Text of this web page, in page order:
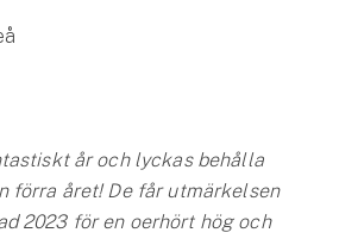
år och lyckas behålla
förra året! De får utmärkelsen
2023 för en oerhört hög och